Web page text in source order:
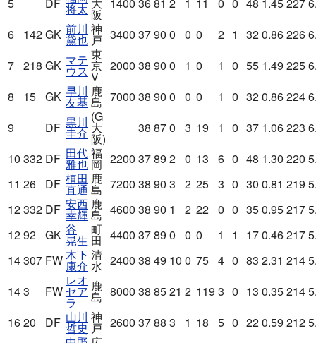
将太 阪
6
142GK 前川
黛也
神
戸 3400 3790 0 0 0 2 1 320.86226
7 218 GK マテ
ウス
東
京
V
2000 38 90 0 1 0 1 0 55 1.49 225
8
15 GK 早川
友基
鹿
島 7000 38 90 0 0 0 1 0 320.86224
9
DF 黒川
圭介
(G
大
阪)
38 870 3 19 1 0 37 1.06223
10 332 DF 田代
雅也
福
岡 2200 3789 2 0 13 6 0 48 1.30 220
11 26 DF 植田
直通
鹿
島 7200 38 90 3 2 25 3 0 30 0.81 219
12332 DF 安西
幸輝
鹿
島 4600 38 90 1 2 22 0 0 350.95217
1292 GK 谷
晃生
町
田 4400 3789 0 0 0 1 1 170.46217
14307 FW木下
康介
清
水 2400 38 49 10 0 75 4 0 83 2.31 214
143 FW
レオ
セア
ラ
鹿
島 8000 38 8521 2 119 3 0 13 0.35214
1620 DF 山川
哲史
神
戸 2600 3788 3 1 18 5 0 220.59 212